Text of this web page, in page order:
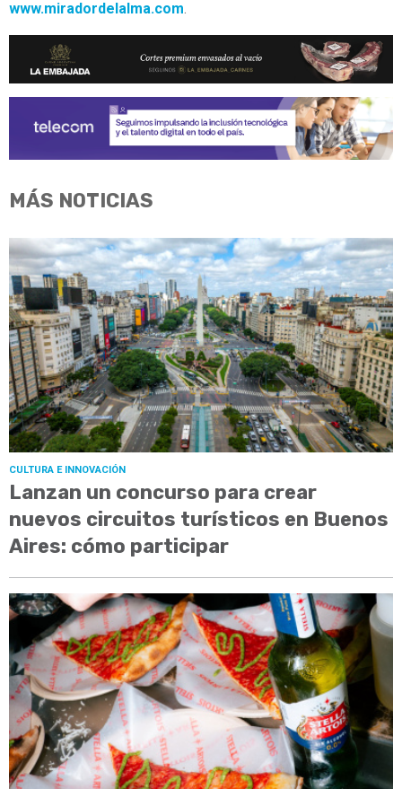
www.miradordelalma.com.
MÁS NOTICIAS
CULTURA E INNOVACIÓN
Lanzan un concurso para crear
nuevos circuitos turísticos en Buenos
Aires: cómo participar